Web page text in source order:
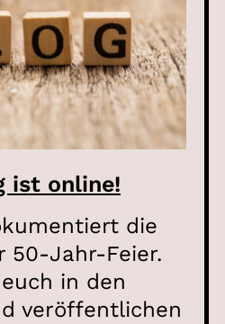
ist online!
die
50-Jahr-Feier.
in den
veröffentlichen